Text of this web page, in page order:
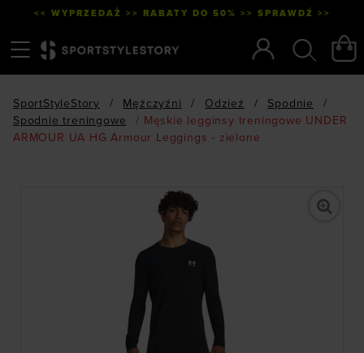
<< WYPRZEDAŻ >> RABATY DO 50% >> SPRAWDŹ >>
SportStyleStory / Mężczyźni / Odzież / Spodnie
/
Spodnie treningowe
/ Męskie legginsy treningowe UNDER
ARMOUR UA HG Armour Leggings - zielone